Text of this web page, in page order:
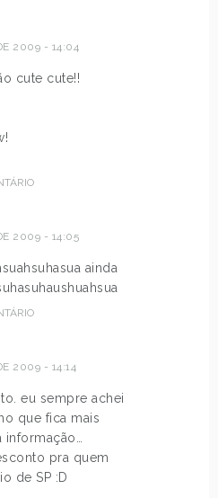
2009 - 14:04
cute cute!!
2009 - 14:05
ainda
2009 - 14:14
eu sempre achei
que fica mais
informação…
pra quem
de SP :D